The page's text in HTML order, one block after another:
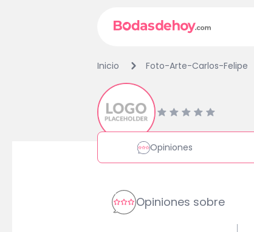
Inicio Foto-Arte-Carlos-Felipe
Opiniones
Opiniones sobre